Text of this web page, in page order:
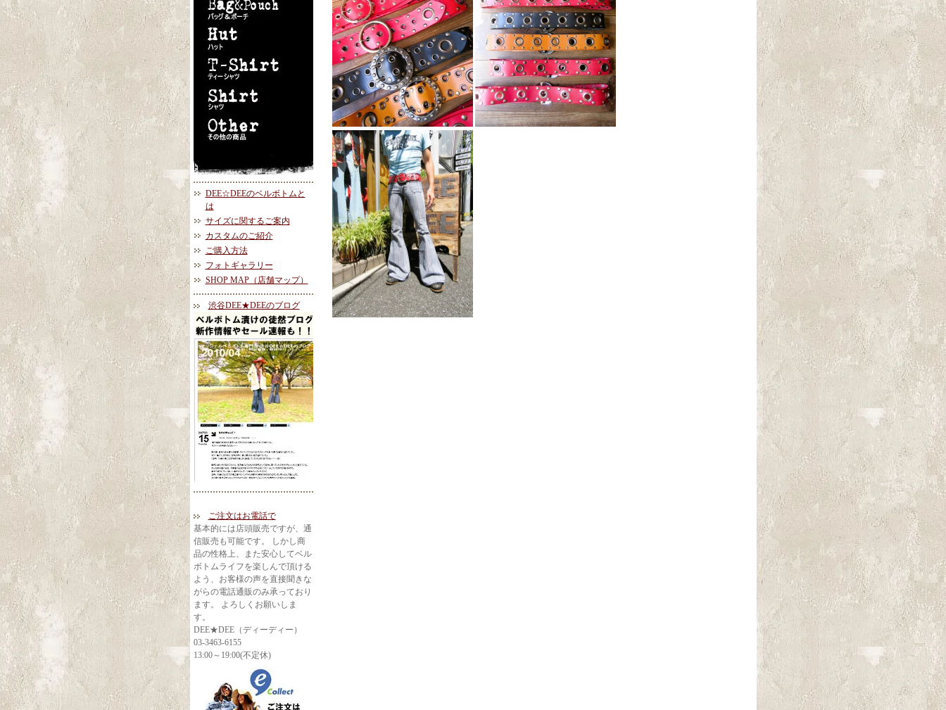
DEE☆DEEのベルボトムと
は
サイズに関するご案内
カスタムのご紹介
ご購入方法
フォトギャラリー
SHOP MAP（店舗マップ）
渋谷DEE★DEEのブログ
ご注文はお電話で
基本的には店頭販売ですが、通
信販売も可能です。 しかし商
品の性格上、また安心してベル
ボトムライフを楽しんで頂ける
よう、お客様の声を直接聞きな
がらの電話通販のみ承っており
ます。 よろしくお願いしま
す。
DEE★DEE（ディーディー）
03-3463-6155
13:00～19:00(不定休)